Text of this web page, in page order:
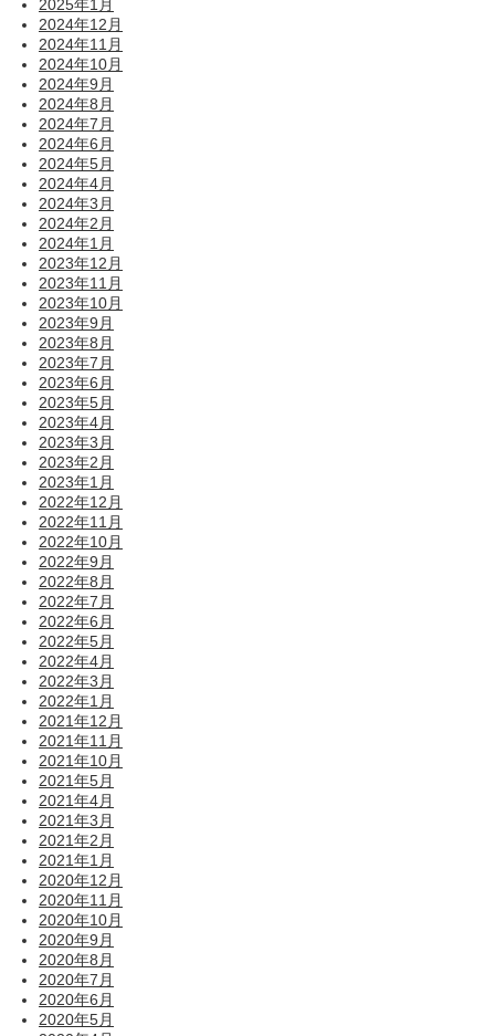
2025年1月
2024年12月
2024年11月
2024年10月
2024年9月
2024年8月
2024年7月
2024年6月
2024年5月
2024年4月
2024年3月
2024年2月
2024年1月
2023年12月
2023年11月
2023年10月
2023年9月
2023年8月
2023年7月
2023年6月
2023年5月
2023年4月
2023年3月
2023年2月
2023年1月
2022年12月
2022年11月
2022年10月
2022年9月
2022年8月
2022年7月
2022年6月
2022年5月
2022年4月
2022年3月
2022年1月
2021年12月
2021年11月
2021年10月
2021年5月
2021年4月
2021年3月
2021年2月
2021年1月
2020年12月
2020年11月
2020年10月
2020年9月
2020年8月
2020年7月
2020年6月
2020年5月